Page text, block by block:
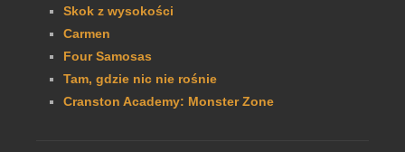
Skok z wysokości
Carmen
Four Samosas
Tam, gdzie nic nie rośnie
Cranston Academy: Monster Zone